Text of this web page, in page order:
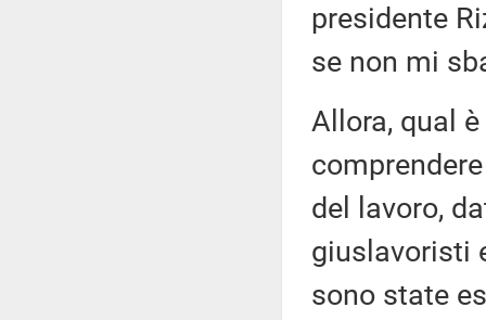
presidente
se non mi
Allora, qual
del lavoro,
giuslavoristi
sono state